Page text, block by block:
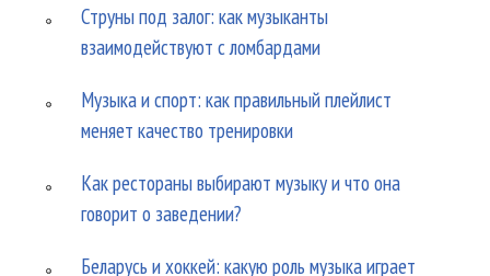
Струны под залог: как музыканты
взаимодействуют с ломбардами
Музыка и спорт: как правильный плейлист
меняет качество тренировки
Как рестораны выбирают музыку и что она
говорит о заведении?
Беларусь и хоккей: какую роль музыка играет